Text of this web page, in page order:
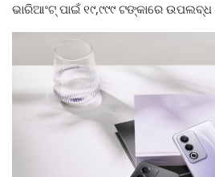
ଭାରିଆଂଟ୍ ପାଇଁ ୧୯,୯୯୯ ଟଙ୍କାରେ